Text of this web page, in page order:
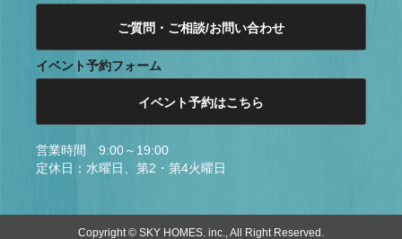
ご質問・ご相談/お問い合わせ
イベント予約フォーム
イベント予約はこちら
営業時間 9:00～19:00
定休日：水曜日、第2・第4火曜日
Copyright © SKY HOMES. inc., All Right Reserved.